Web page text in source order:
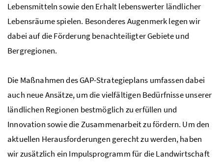
Lebensmitteln sowie den Erhalt lebenswerter ländlicher
Lebensräume spielen. Besonderes Augenmerk legen wir
dabei auf die Förderung benachteiligter Gebiete und
Bergregionen.
Die Maßnahmen desGAP-Strategieplans umfassen dabei
auch neue Ansätze, um die vielfältigen Bedürfnisse unserer
ländlichen Regionen bestmöglich zu erfüllen und
Innovation sowie die Zusammenarbeit zu fördern. Um den
aktuellen Herausforderungen gerecht zu werden, haben
wir zusätzlich ein Impulsprogramm für die Landwirtschaft